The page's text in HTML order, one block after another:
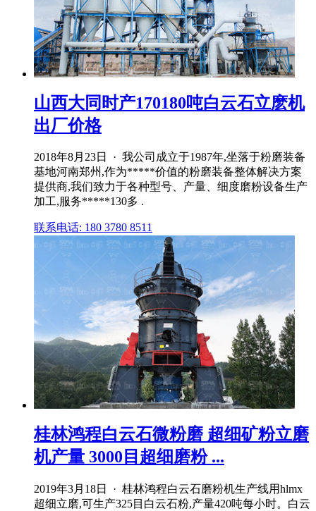
山西大同时产170180吨白云石立麽机
出厂价格
2018年8月23日 · 我公司成立于1987年,坐落于粉磨装备
基地河南郑州,作为*****价值的粉磨装备整体解决方案
提供商,我们致力于各种型号、产量、细度磨粉设备生产
加工,服务*****130多 .
联系电话: 180 3780 8511
桂林鸿程白云石微粉磨 超细矿粉立磨
机产量 3000目超细磨粉 ...
2019年3月18日 · 桂林鸿程白云石磨粉机生产线用hlmx
超细立磨,可生产325目白云石粉,产量420吨每小时。白云